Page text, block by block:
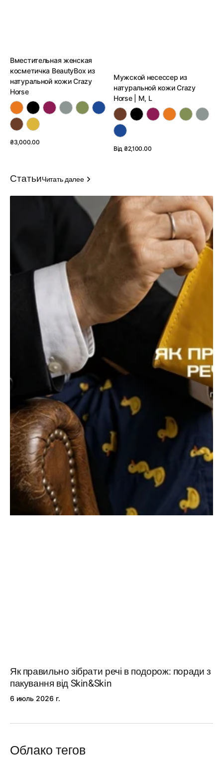
Вместительная женская
косметичка BeautyBox из
натуральной кожи Crazy
Horse
Обычная
₴3,000.00
Мужской несессер из
натуральной кожи Crazy
Horse | M, L
Обычная
Від ₴2,100.00
СтатьиЧитать далее
Як правильно зібрати речі в подорож: поради з
пакування від Skin&Skin
6 июль 2026 г.
Облако тегов